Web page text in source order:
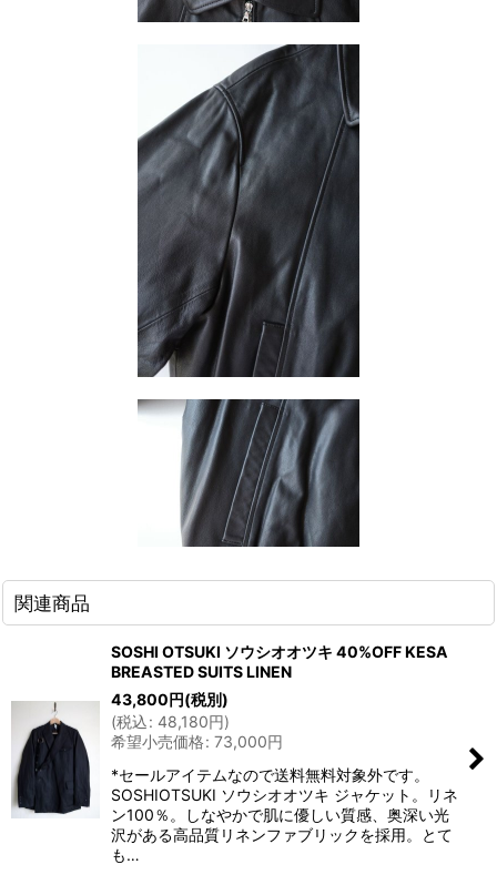
関連商品
SOSHI OTSUKI ソウシオオツキ 40%OFF KESA
BREASTED SUITS LINEN
43,800円(税別)
(税込: 48,180円)
希望小売価格: 73,000円
*セールアイテムなので送料無料対象外です。
SOSHIOTSUKI ソウシオオツキ ジャケット。リネ
ン100％。しなやかで肌に優しい質感、奥深い光
沢がある高品質リネンファブリックを採用。とて
も…